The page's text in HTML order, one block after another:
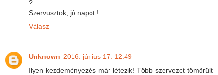
?
Szervusztok, jó napot !
Válasz
Unknown 2016. június 17. 12:49
Ilyen kezdeményezés már létezik! Több szervezet tömörült